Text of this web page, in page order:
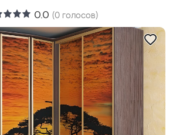
0.0 (0 голосов)